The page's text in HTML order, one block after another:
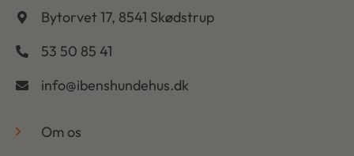
Bytorvet 17, 8541 Skødstrup
53 50 85 41
info@ibenshundehus.dk
Om os